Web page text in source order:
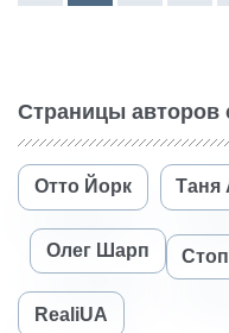
Страницы авторов
Отто Йорк Таня
Олег Шарп
RealiUA